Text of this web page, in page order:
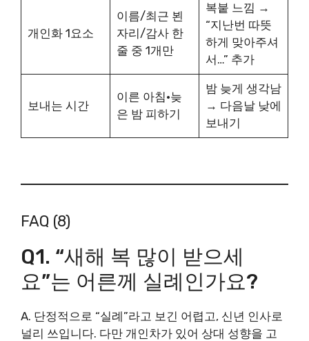
개인화 1요소
이름/최근 뵌
자리/감사 한
줄 중 1개만
복붙 느낌 →
“지난번 따뜻
하게 맞아주셔
서…” 추가
보내는 시간
이른 아침·늦
은 밤 피하기
밤 늦게 생각남
→ 다음날 낮에
보내기
FAQ (8)
Q1. “새해 복 많이 받으세
요”는 어른께 실례인가요?
A. 단정적으로 “실례”라고 보긴 어렵고, 신년 인사로
널리 쓰입니다. 다만 개인차가 있어 상대 성향을 고